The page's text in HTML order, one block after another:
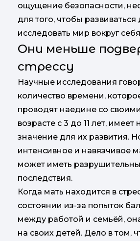
ощущение безопасности,
для того, чтобы
исследовать мир вокруг
Они меньше
стрессу
Научные исследования
количество времени,
проводят наедине со
возрасте с 3 до 11 лет,
значение для их развития.
интенсивное и навязчивое
может иметь
последствия.
Когда мать находится в
состоянии из-за попыток
между работой и семьёй,
на своих детей. Дело в том,